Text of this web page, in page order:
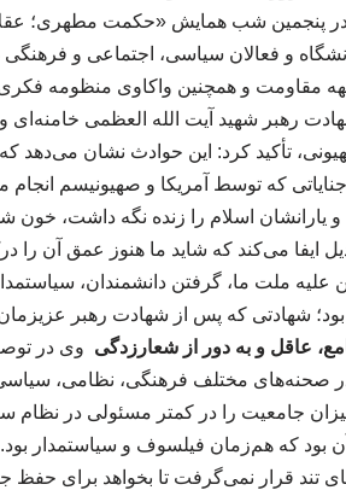
پنجمین شب همایش «حکمت مطهری؛
و فعالان سیاسی، اجتماعی و فرهنگی
مقاومت و همچنین واکاوی منظومه
رهبر شهید آیت الله العظمی خامنه‌ای
تأکید کرد: این حوادث نشان می‌دهد
که توسط آمریکا و صهیونیسم انجام
اسلام را زنده نگه داشت، خون
ایفا می‌کند که شاید ما هنوز عمق آن را
ملت ما، گرفتن دانشمندان،
بود؛ شهادتی که پس از شهادت رهبر
عاقل و به دور از شعارزدگی وی در
صحنه‌های مختلف فرهنگی، نظامی،
جامعیت را در کمتر مسئولی در نظام
بود که هم‌زمان فیلسوف و سیاستمدار
تند قرار نمی‌گرفت تا بخواهد برای حفظ